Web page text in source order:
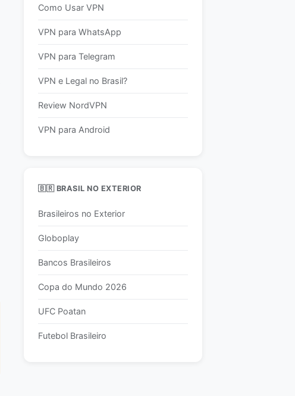
Como Usar VPN
VPN para WhatsApp
VPN para Telegram
VPN e Legal no Brasil?
Review NordVPN
VPN para Android
🇧🇷 BRASIL NO EXTERIOR
Brasileiros no Exterior
Globoplay
Bancos Brasileiros
Copa do Mundo 2026
UFC Poatan
Futebol Brasileiro